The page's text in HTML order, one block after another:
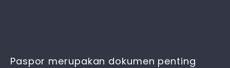
Paspor merupakan dokumen penting